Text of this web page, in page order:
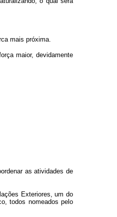
mais próxima.
maior, devidamente
as atividades de
Exteriores, um do
todos nomeados pelo